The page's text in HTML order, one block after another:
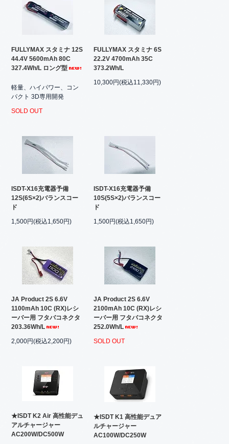
FULLYMAX スタミナ 12S
44.4V 5600mAh 80C
327.4Wh/L ロング型
軽量、ハイパワー、コン
パクト 3D専用開発
SOLD OUT
FULLYMAX スタミナ 6S
22.2V 4700mAh 35C
373.2Wh/L
10,300円(税込11,330円)
ISDT-X16充電器予備
12S(6S×2)バランスコー
ド
1,500円(税込1,650円)
ISDT-X16充電器予備
10S(5S×2)バランスコー
ド
1,500円(税込1,650円)
JA Product 2S 6.6V
1100mAh 10C (RX)レシ
ーバー用 フタバコネクタ
203.36Wh/L
2,000円(税込2,200円)
JA Product 2S 6.6V
2100mAh 10C (RX)レシ
ーバー用 フタバコネクタ
252.0Wh/L
SOLD OUT
★ISDT K2 Air 高性能デュ
アルチャージャー
AC200W/DC500W
★ISDT K1 高性能デュア
ルチャージャー
AC100W/DC250W